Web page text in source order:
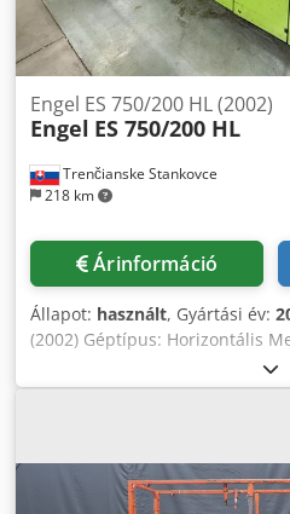
Trenčianske Stankovce
218 km
Engel ES 750/200 HL (2002)
Engel ES 750/200 HL
Árinformáció
Állapot: használt, Gyártási év:
(2002) Géptípus: Horizontális
Hidraulikus Gyártó: ENGEL
év: 2002 Vezérlés: CC100
támasztórudak közötti
gömb súlya kb. 340 g